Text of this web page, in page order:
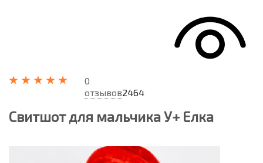
0
отзывов2464
Свитшот для мальчика У+ Елка